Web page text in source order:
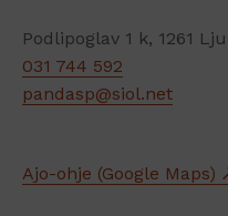
Podlipoglav 1 k, 1261
031 744 592
pandasp@siol.net
Ajo-ohje (Google Maps)